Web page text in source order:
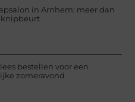
in Arnhem: meer dan
knipbeurt
bestellen voor een
zomeravond